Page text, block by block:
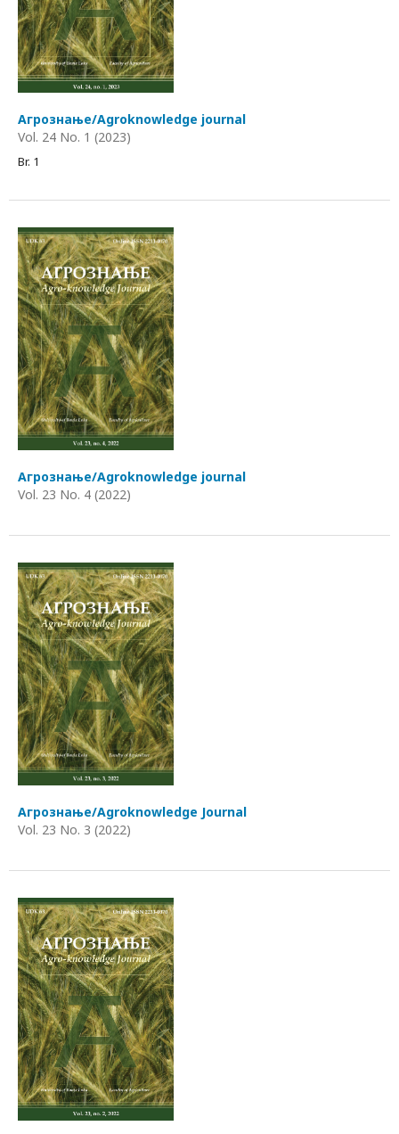
Агрознање/Agroknowledge journal
Vol. 24 No. 1 (2023)
Br. 1
Агрознање/Agroknowledge journal
Vol. 23 No. 4 (2022)
Агрознање/Agroknowledge Journal
Vol. 23 No. 3 (2022)